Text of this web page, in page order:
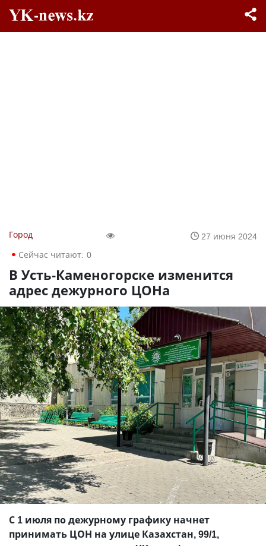
Город
27 июня 2024
Сейчас читают: 0
В Усть-Каменогорске изменится
адрес дежурного ЦОНа
С 1 июля по дежурному графику начнет
принимать ЦОН на улице Казахстан, 99/1,